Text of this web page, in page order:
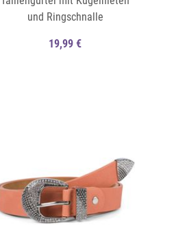
und Ringschnalle
19,99 €